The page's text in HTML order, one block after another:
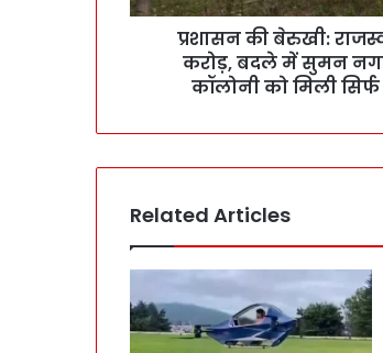
प्रशासन की बेरुखी:
करोड़, बदले में सुमन
कॉलोनी को मिली
Related Articles